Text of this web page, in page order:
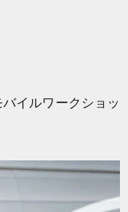
イルワークショッ